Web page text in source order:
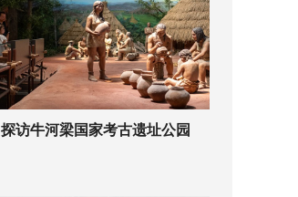
探访牛河梁国家考古遗址公园